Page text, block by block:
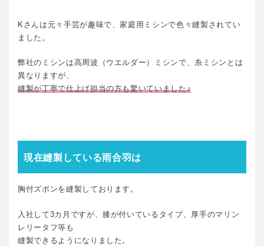
Kさんは元々手芸が趣味で、家庭用ミシンで色々縫製されてい
ました。
弊社のミシンは高周波（ウエルダー）ミシンで、糸ミシンとは
異なりますが、
縫製が丁寧で仕上げ担当の方も驚いていました♪
現在縫製している雨合羽は
胸付ズボンを縫製しております。
入社して3カ月ですが、膝が付いているタイプ、厚手のマリン
レリータフ等も
縫製できるようになりました。